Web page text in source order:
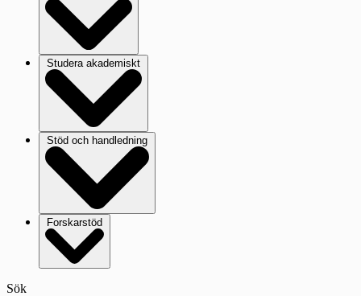
Studera akademiskt
Stöd och handledning
Forskarstöd
Sök